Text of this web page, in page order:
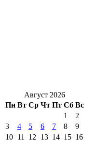
Август 2026
Пн Вт Ср Чт Пт Сб Вс
1
2
3
4 5 6 7 8
9
10 11 12 13 14 15 16